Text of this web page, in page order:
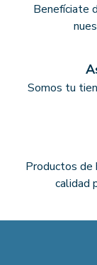
Benefíciate
Somos tu
Productos de
calidad